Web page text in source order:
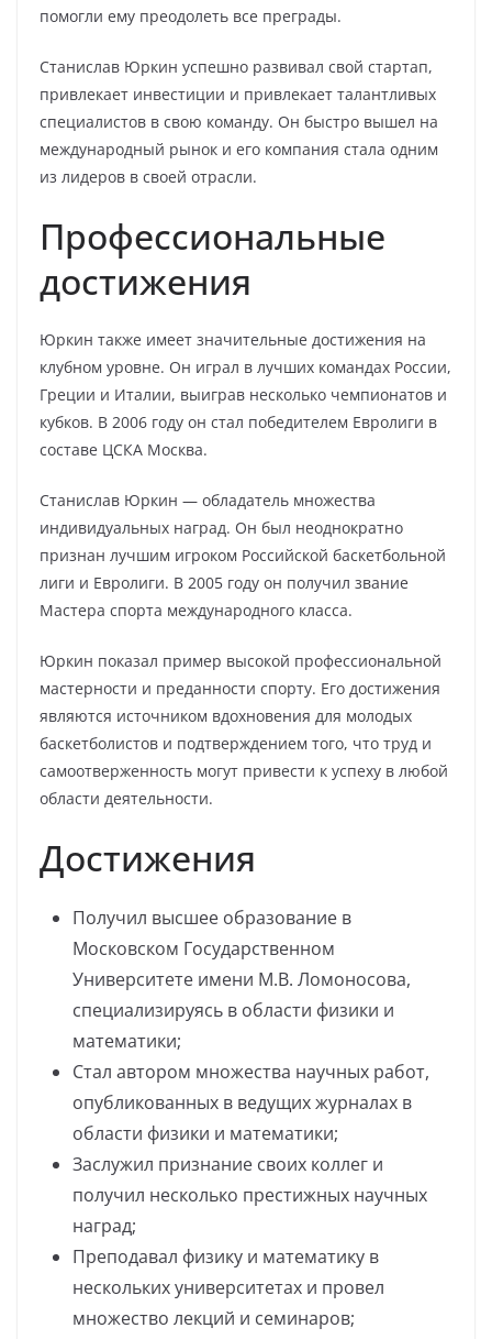
помогли ему преодолеть все преграды.
Станислав Юркин успешно развивал свой стартап,
привлекает инвестиции и привлекает талантливых
специалистов в свою команду. Он быстро вышел на
международный рынок и его компания стала одним
из лидеров в своей отрасли.
Профессиональные
достижения
Юркин также имеет значительные достижения на
клубном уровне. Он играл в лучших командах России,
Греции и Италии, выиграв несколько чемпионатов и
кубков. В 2006 году он стал победителем Евролиги в
составе ЦСКА Москва.
Станислав Юркин — обладатель множества
индивидуальных наград. Он был неоднократно
признан лучшим игроком Российской баскетбольной
лиги и Евролиги. В 2005 году он получил звание
Мастера спорта международного класса.
Юркин показал пример высокой профессиональной
мастерности и преданности спорту. Его достижения
являются источником вдохновения для молодых
баскетболистов и подтверждением того, что труд и
самоотверженность могут привести к успеху в любой
области деятельности.
Достижения
Получил высшее образование в
Московском Государственном
Университете имени М.В. Ломоносова,
специализируясь в области физики и
математики;
Стал автором множества научных работ,
опубликованных в ведущих журналах в
области физики и математики;
Заслужил признание своих коллег и
получил несколько престижных научных
наград;
Преподавал физику и математику в
нескольких университетах и провел
множество лекций и семинаров;